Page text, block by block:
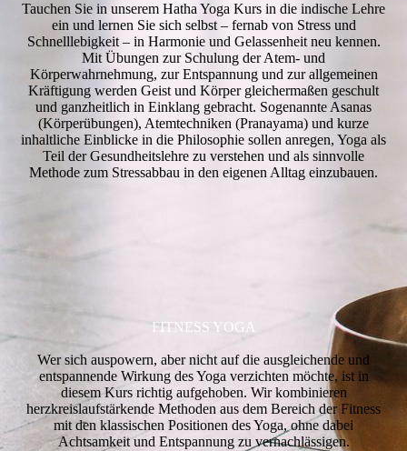
Tauchen Sie in unserem Hatha Yoga Kurs in die indische Lehre
ein und lernen Sie sich selbst – fernab von Stress und
Schnelllebigkeit – in Harmonie und Gelassenheit neu kennen.
Mit Übungen zur Schulung der Atem- und
Körperwahrnehmung, zur Entspannung und zur allgemeinen
Kräftigung werden Geist und Körper gleichermaßen geschult
und ganzheitlich in Einklang gebracht. Sogenannte Asanas
(Körperübungen), Atemtechniken (Pranayama) und kurze
inhaltliche Einblicke in die Philosophie sollen anregen, Yoga als
Teil der Gesundheitslehre zu verstehen und als sinnvolle
Methode zum Stressabbau in den eigenen Alltag einzubauen.
FITNESS YOGA
Wer sich auspowern, aber nicht auf die ausgleichende und
entspannende Wirkung des Yoga verzichten möchte, ist in
diesem Kurs richtig aufgehoben. Wir kombinieren
herzkreislaufstärkende Methoden aus dem Bereich der Fitness
mit den klassischen Positionen des Yoga, ohne dabei
Achtsamkeit und Entspannung zu vernachlässigen.